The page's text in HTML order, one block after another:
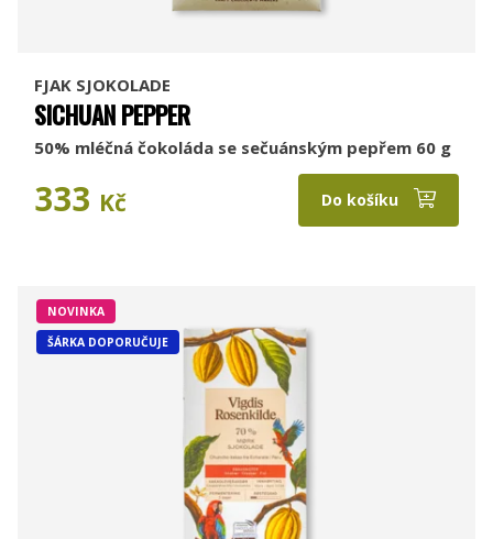
FJAK SJOKOLADE
SICHUAN PEPPER
50% mléčná čokoláda se sečuánským pepřem 60 g
333 Kč Do košíku
NOVINKA
ŠÁRKA DOPORUČUJE